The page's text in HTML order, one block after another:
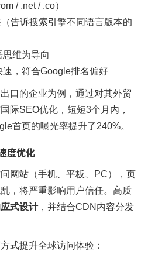
/ .net / .co）
告诉搜索引擎不同语言版本的
维为导向
，符合Google排名偏好
口的企业为例，通过对其外贸
际SEO优化，短短3个月内，
首页的曝光率提升了240%。
度优化
网站（手机、平板、PC），页
，将严重影响用户信任。高质
式设计，并结合CDN内容分发
式提升全球访问体验：